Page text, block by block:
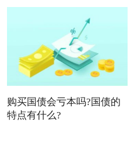
购买国债会亏本吗?国债的
特点有什么?